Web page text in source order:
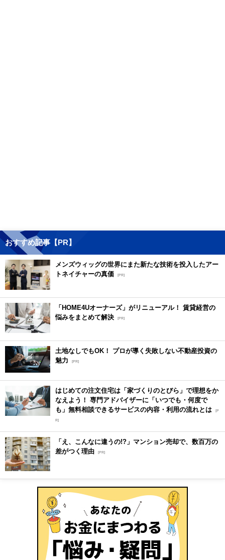
おすすめ記事【PR】
メンズウィッグの世界にまた新たな技術を投入したアー
トネイチャーの真価 [PR]
「HOME4Uオーナーズ」がリニューアル！ 賃貸経営の
悩みをまとめて解決 [PR]
土地なしでもOK！ プロが導く失敗しない不動産投資の
魅力
[PR]
はじめての注文住宅は「家づくりのとびら」で理想をか
なえよう！ 専門アドバイザーに「いつでも・何度で
も」無料相談できるサービスの内容・利用の流れとは [P
R]
「え、こんなに違うの!?」マンション売却で、数百万の
差がつく理由 [PR]